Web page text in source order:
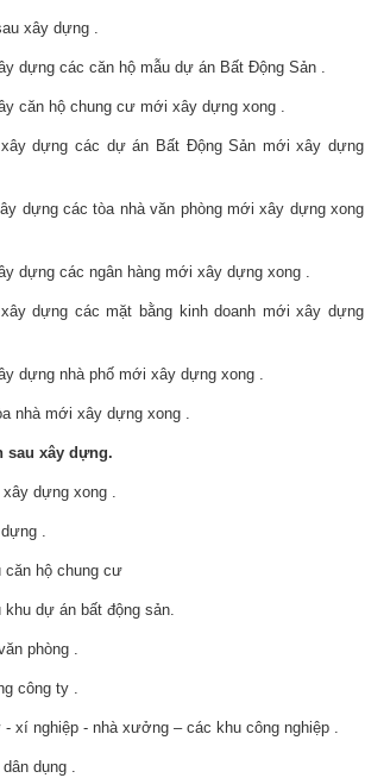
xây dựng .
dựng các căn hộ mẫu dự án Bất Động Sản .
căn hộ chung cư mới xây dựng xong .
dựng các dự án Bất Động Sản mới xây dựng
dựng các tòa nhà văn phòng mới xây dựng xong
dựng các ngân hàng mới xây dựng xong .
dựng các mặt bằng kinh doanh mới xây dựng
dựng nhà phố mới xây dựng xong .
nhà mới xây dựng xong .
sau xây dựng.
dựng xong .
.
căn hộ chung cư
dự án bất động sản.
phòng .
công ty .
xí nghiệp - nhà xưởng – các khu công nghiệp .
dụng .